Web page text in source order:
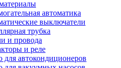
автоматика
выключатели
трубка
и провода
и реле
для автокондиционеров